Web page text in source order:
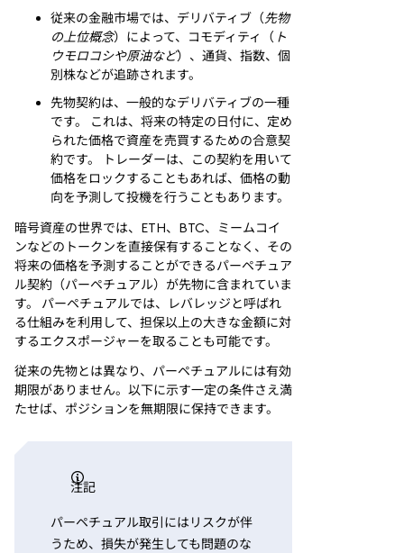
従来の金融市場では、デリバティブ（先物
の上位概念）によって、コモディティ（ ト
ウモロコシや原油など）、通貨、指数、個
別株などが追跡されます。
先物契約は、一般的なデリバティブの一種
です。 これは、将来の特定の日付に、定め
られた価格で資産を売買するための合意契
約です。 トレーダーは、この契約を用いて
価格をロックすることもあれば、価格の動
向を予測して投機を行うこともあります。
暗号資産の世界では、ETH、BTC、ミームコイ
ンなどのトークンを直接保有することなく、その
将来の価格を予測することができるパーペチュア
ル契約（パーペチュアル）が先物に含まれていま
す。 パーペチュアルでは、レバレッジと呼ばれ
る仕組みを利用して、担保以上の大きな金額に対
するエクスポージャーを取ることも可能です。
従来の先物とは異なり、パーペチュアルには有効
期限がありません。以下に示す一定の条件さえ満
たせば、ポジションを無期限に保持できます。
注記
パーペチュアル取引にはリスクが伴
うため、損失が発生しても問題のな